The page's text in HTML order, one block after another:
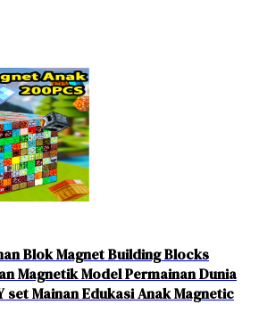
Blok Magnet Building Blocks
Magnetik Model Permainan Dunia
set Mainan Edukasi Anak Magnetic